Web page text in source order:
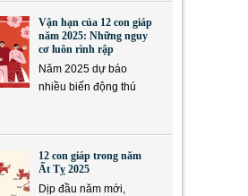
Vận hạn của 12 con giáp
năm 2025: Những nguy
cơ luôn rình rập
Năm 2025 dự báo
nhiều biến động thú
12 con giáp trong năm
Ất Tỵ 2025
Dịp đầu năm mới,